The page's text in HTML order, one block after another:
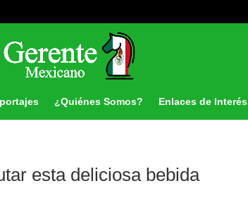
¿Quiénes Somos? Enlaces de Interés
esta deliciosa bebida